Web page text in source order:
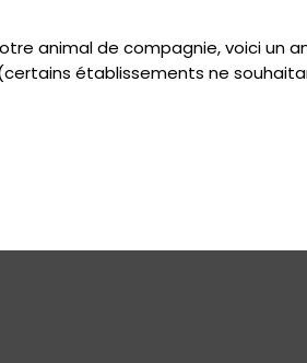
animal de compagnie, voici un
établissements ne